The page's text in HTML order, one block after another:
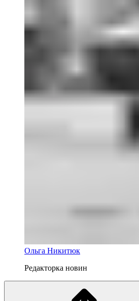
Ольга Никитюк
Редакторка новин